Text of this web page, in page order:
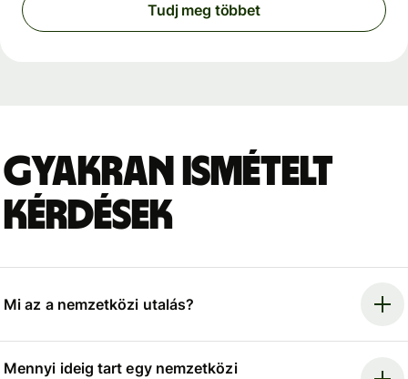
Tudj meg többet
Gyakran ismételt
kérdések
Mi az a nemzetközi utalás?
Mennyi ideig tart egy nemzetközi